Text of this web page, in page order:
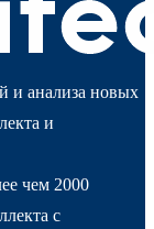
и анализа новых
и
чем 2000
с